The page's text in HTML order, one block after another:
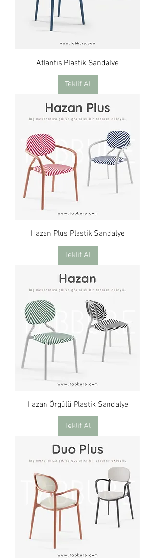
Atlantıs Plastik Sandalye
Teklif Al
Hazan Plus Plastik Sandalye
Teklif Al
Hazan Örgülü Plastik Sandalye
Teklif Al